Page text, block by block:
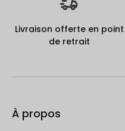
Livraison offerte en point
de retrait
À propos